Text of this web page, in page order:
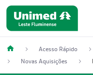
Acesso Rápido
Novas Aquisições